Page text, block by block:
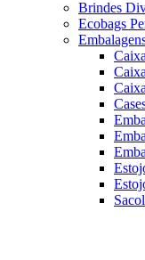
Brindes
Ecobags